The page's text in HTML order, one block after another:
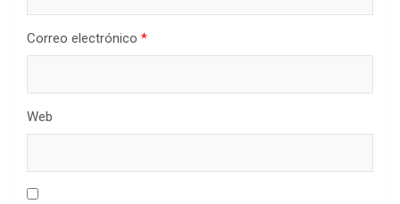
Correo electrónico *
Web